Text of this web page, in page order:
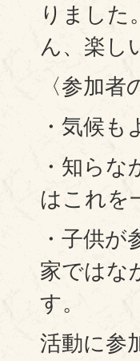
りました
ん、楽し
〈参加者
・気候
・知ら
はこれを
・子供
家ではな
す。
活動に参